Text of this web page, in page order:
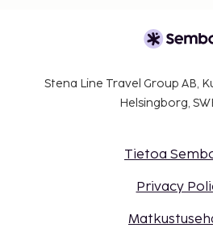
Stena Line Travel Group AB,
Helsingborg,
Tietoa
Privacy